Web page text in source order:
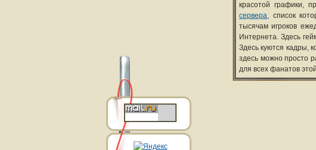
красотой графики,
сервера, список
тысячам игроков
Интернета. Здесь
Здесь куются кадры,
здесь можно просто
для всех фанатов